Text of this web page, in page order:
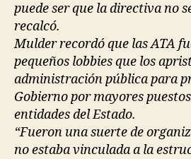
puede ser que la directiva no
recalcó.
Mulder recordó que las ATA
pequeños lobbies que los
administración pública para
Gobierno por mayores
entidades del Estado.
“Fueron una suerte de
no estaba vinculada a la